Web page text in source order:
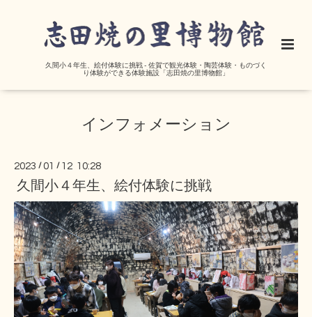
久間小４年生、絵付体験に挑戦 - 佐賀で観光体験・陶芸体験・ものづく
り体験ができる体験施設「志田焼の里博物館」
インフォメーション
2023 /01 / 12 10:28
久間小４年生、絵付体験に挑戦